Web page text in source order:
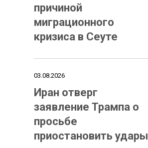
причиной
миграционного
кризиса в Сеуте
03.08.2026
Иран отверг
заявление Трампа о
просьбе
приостановить удары